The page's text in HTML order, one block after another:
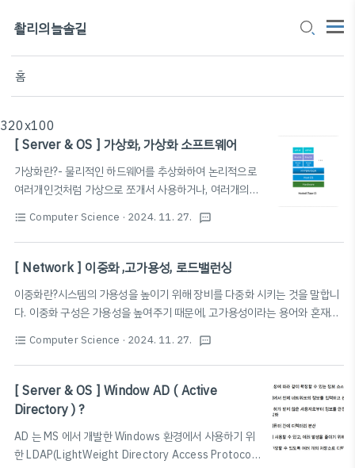
촬리의늘솔길
홈
320x100
[ Server & OS ] 가상화, 가상화 소프트웨어
가상화란?- 물리적인 하드웨어를 추상화하여 논리적으로
여러개인것처럼 가상으로 쪼개서 사용하거나, 여러개의
하는 것이다. 하이퍼바이저 : 물리적인 하드웨어를 논리
적으로 가상화할 수 있게 해주는 것가상화 계층을 구현해
주는 소프트웨어입니다. 하드웨어 위에서 가상머신을 생
을 처리해주는 일종의 가상화 매니저라고 보시면된다.하
이퍼바이저는 type1 과 type 2 로 나뉜다. type1
) type1 은 host os 없이 하이퍼바이저가 guest os 를
)type2 는 host os 위..
format_list_bulleted Computer Science · 2024. 11. 27. textsms
[ Network ] 이중화 ,고가용성, 로드밸런싱
이중화란?시스템의 가용성을 높이기 위해 장비를 다중화 시키는 것을 말합니
다. 이중화 구성은 가용성을 높여주기 때문에, 고가용성이라는 용어와 혼재하
도 다른 장비에서 서비스가 될 수 있도록 구현하는 것을 말합니다. Active-
Active / Active-Standby 등의 종류가 있습니다.모두 가동되는 방식 / 두
대중 하나만 가동이 되고 하나는 장애 발생시를 대비해서 준비상태로 대기시
키는것을 의미합니다. AWS의 RDS를 사용하면 Active-Standby형태의
HA구성을 쉽게 할 수 있습니다. Multi-AZ기능을 사용하면 동기(sync)방식
으로 다른 AZ에 standby 서버와 데이터를 동기화합니다. 고가용성이란? 가
용성이란, ..
format_list_bulleted Computer Science · 2024. 11. 27. textsms
[ Server & OS ] Window AD ( Active
Directory ) ?
AD 는 MS 에서 개발한 Windows 환경에서 사용하기 위
한 LDAP(LightWeight Directory Access Protocol)